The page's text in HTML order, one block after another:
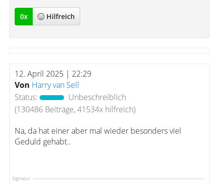
0x Hilfreich
12. April 2025 | 22:29
Von Harry van Sell
Status:
Unbeschreiblich
(130486 Beiträge, 41534x hilfreich)
Na, da hat einer aber mal wieder besonders viel
Geduld gehabt..
Signatur: